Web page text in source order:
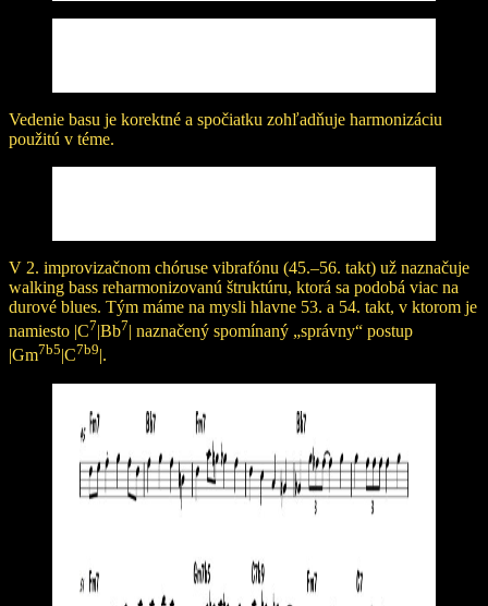
Vedenie basu je korektné a spočiatku zohľadňuje harmonizáciu
použitú v téme.
V 2. improvizačnom chóruse vibrafónu (45.–56. takt) už naznačuje
walking bass reharmonizovanú štruktúru, ktorá sa podobá viac na
durové blues. Tým máme na mysli hlavne 53. a 54. takt, v ktorom je
namiesto |C7 |Bb7 | naznačený spomínaný „správny“ postup
|Gm7b5 |C7b9 |.